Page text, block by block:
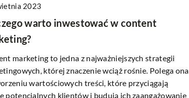
2023
warto inwestować w content
marketing to jedna z najważniejszych strategii
której znaczenie wciąż rośnie. Polega ona
wartościowych treści, które przyciągają
potencjalnych klientów i budują ich zaangażowanie